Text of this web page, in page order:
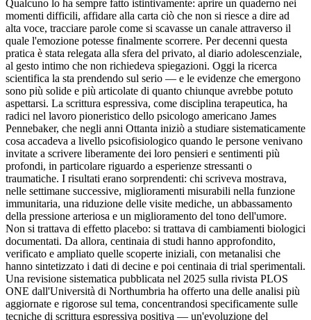
Qualcuno lo ha sempre fatto istintivamente: aprire un quaderno nei
momenti difficili, affidare alla carta ciò che non si riesce a dire ad
alta voce, tracciare parole come si scavasse un canale attraverso il
quale l'emozione potesse finalmente scorrere. Per decenni questa
pratica è stata relegata alla sfera del privato, al diario adolescenziale,
al gesto intimo che non richiedeva spiegazioni. Oggi la ricerca
scientifica la sta prendendo sul serio — e le evidenze che emergono
sono più solide e più articolate di quanto chiunque avrebbe potuto
aspettarsi. La scrittura espressiva, come disciplina terapeutica, ha
radici nel lavoro pioneristico dello psicologo americano James
Pennebaker, che negli anni Ottanta iniziò a studiare sistematicamente
cosa accadeva a livello psicofisiologico quando le persone venivano
invitate a scrivere liberamente dei loro pensieri e sentimenti più
profondi, in particolare riguardo a esperienze stressanti o
traumatiche. I risultati erano sorprendenti: chi scriveva mostrava,
nelle settimane successive, miglioramenti misurabili nella funzione
immunitaria, una riduzione delle visite mediche, un abbassamento
della pressione arteriosa e un miglioramento del tono dell'umore.
Non si trattava di effetto placebo: si trattava di cambiamenti biologici
documentati. Da allora, centinaia di studi hanno approfondito,
verificato e ampliato quelle scoperte iniziali, con metanalisi che
hanno sintetizzato i dati di decine e poi centinaia di trial sperimentali.
Una revisione sistematica pubblicata nel 2025 sulla rivista PLOS
ONE dall'Università di Northumbria ha offerto una delle analisi più
aggiornate e rigorose sul tema, concentrandosi specificamente sulle
tecniche di scrittura espressiva positiva — un'evoluzione del